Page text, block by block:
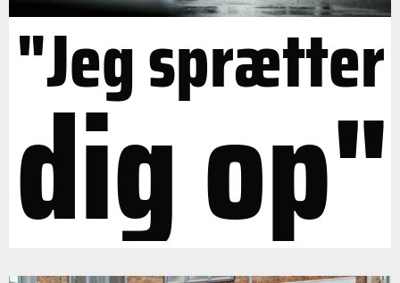
"Jeg sprætter
dig op"